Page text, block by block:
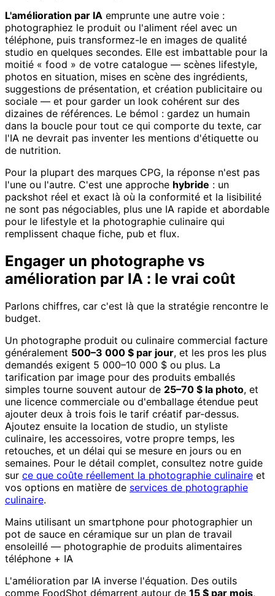
L'amélioration par IA emprunte une autre voie :
photographiez le produit ou l'aliment réel avec un
téléphone, puis transformez-le en images de qualité
studio en quelques secondes. Elle est imbattable pour la
moitié « food » de votre catalogue — scènes lifestyle,
photos en situation, mises en scène des ingrédients,
suggestions de présentation, et création publicitaire ou
sociale — et pour garder un look cohérent sur des
dizaines de références. Le bémol : gardez un humain
dans la boucle pour tout ce qui comporte du texte, car
l'IA ne devrait pas inventer les mentions d'étiquette ou
de nutrition.
Pour la plupart des marques CPG, la réponse n'est pas
l'une ou l'autre. C'est une approche hybride : un
packshot réel et exact là où la conformité et la lisibilité
ne sont pas négociables, plus une IA rapide et abordable
pour le lifestyle et la photographie culinaire qui
remplissent chaque fiche, pub et flux.
Engager un photographe vs
amélioration par IA : le vrai coût
Parlons chiffres, car c'est là que la stratégie rencontre le
budget.
Un photographe produit ou culinaire commercial facture
généralement 500–3 000 $ par jour, et les pros les plus
demandés exigent 5 000–10 000 $ ou plus. La
tarification par image pour des produits emballés
simples tourne souvent autour de 25–70 $ la photo, et
une licence commerciale ou d'emballage étendue peut
ajouter deux à trois fois le tarif créatif par-dessus.
Ajoutez ensuite la location de studio, un styliste
culinaire, les accessoires, votre propre temps, les
retouches, et un délai qui se mesure en jours ou en
semaines. Pour le détail complet, consultez notre guide
sur ce que coûte réellement la photographie culinaire et
vos options en matière de services de photographie
culinaire.
Mains utilisant un smartphone pour photographier un
pot de sauce en céramique sur un plan de travail
ensoleillé — photographie de produits alimentaires
téléphone + IA
L'amélioration par IA inverse l'équation. Des outils
comme FoodShot démarrent autour de 15 $ par mois,